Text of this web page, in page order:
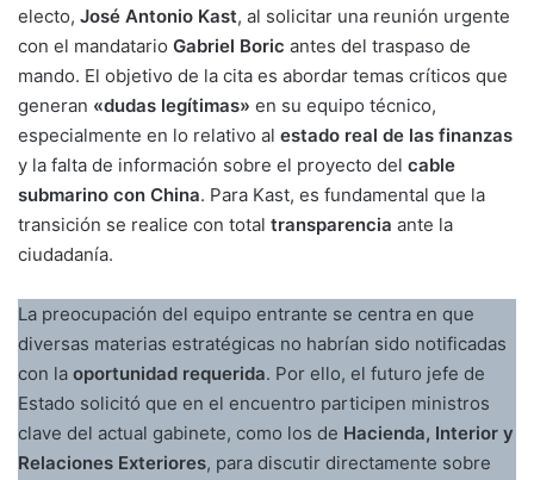
electo, José Antonio Kast, al solicitar una reunión urgente
con el mandatario Gabriel Boric antes del traspaso de
mando. El objetivo de la cita es abordar temas críticos que
generan «dudas legítimas» en su equipo técnico,
especialmente en lo relativo al estado real de las finanzas
y la falta de información sobre el proyecto del cable
submarino con China. Para Kast, es fundamental que la
transición se realice con total transparencia ante la
ciudadanía.
La preocupación del equipo entrante se centra en que
diversas materias estratégicas no habrían sido notificadas
con la oportunidad requerida. Por ello, el futuro jefe de
Estado solicitó que en el encuentro participen ministros
clave del actual gabinete, como los de Hacienda, Interior y
Relaciones Exteriores, para discutir directamente sobre